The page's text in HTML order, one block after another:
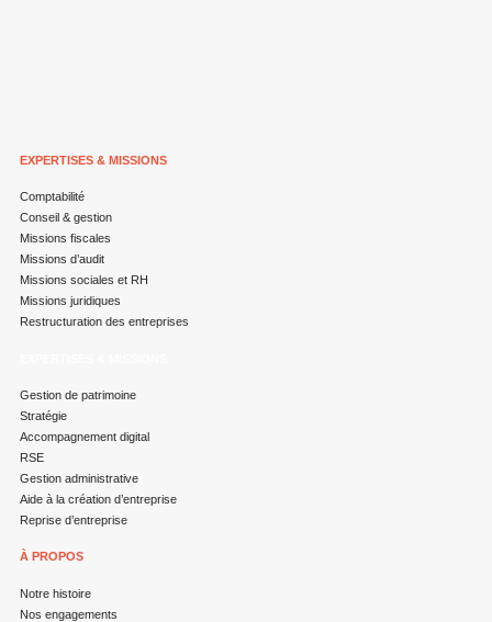
EXPERTISES & MISSIONS
Comptabilité
Conseil & gestion
Missions fiscales
Missions d’audit
Missions sociales et RH
Missions juridiques
Restructuration des entreprises
Gestion de patrimoine
Stratégie
Accompagnement digital
RSE
Gestion administrative
Aide à la création d’entreprise
Reprise d’entreprise
À PROPOS
Notre histoire
Nos engagements